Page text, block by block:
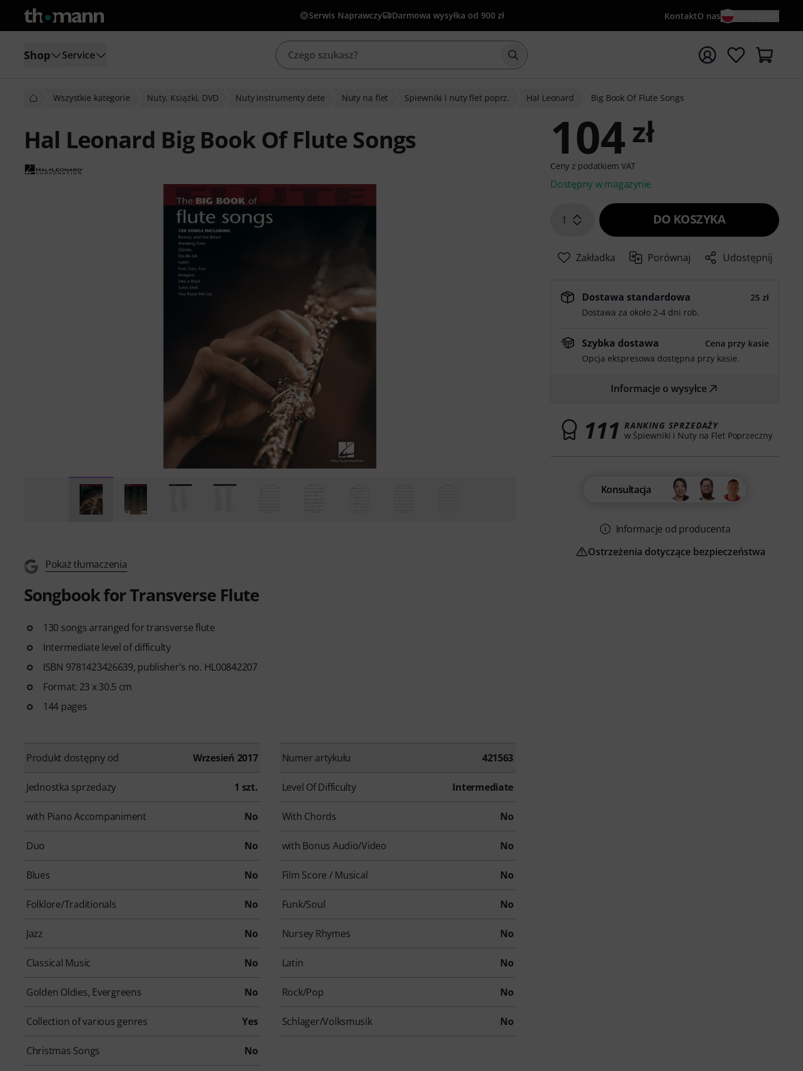
Serwis Naprawczy Darmowa wysyłka od 900 zł KontaktO nas
Shop Service Rozpocznij wyszukiwanie od słowa kluczowego {searchTerm}
Wszystkie kategorie Nuty, Książki, DVD Nuty instrumenty dete Nuty na flet Spiewniki i nuty flet poprz. Hal Leonard Big Book Of Flute Songs
Hal Leonard Big Book Of Flute Songs
Pokaż tłumaczenia
Songbook for Transverse Flute
130 songs arranged for transverse flute
Intermediate level of difficulty
ISBN 9781423426639, publisher's no. HL00842207
Format: 23 x 30.5 cm
144 pages
Produkt dostępny od Wrzesień 2017 Numer artykułu 421563
Jednostka sprzedaży 1 szt. Level Of Difficulty Intermediate
with Piano Accompaniment No With Chords No
Duo No with Bonus Audio/Video No
Blues No Film Score / Musical No
Folklore/Traditionals No Funk/Soul No
Jazz No Nursey Rhymes No
Classical Music No Latin No
Golden Oldies, Evergreens No Rock/Pop No
Collection of various genres Yes Schlager/Volksmusik No
Christmas Songs No
104 zł
Ceny z podatkiem VAT
Dostępny w magazynie
1 DO KOSZYKA
Zakładka Porównaj Udostępnij
Dostawa standardowa
25 zł
Dostawa za około 2-4 dni rob.
Szybka dostawa
Cena przy kasie
Opcja ekspresowa dostępna przy kasie.
Informacje o wysyłce
111 RANKING SPRZEDAŻY
w Śpiewniki i Nuty na Flet Poprzeczny
Konsultacja
Informacje od producenta
Ostrzeżenia dotyczące bezpieczeństwa